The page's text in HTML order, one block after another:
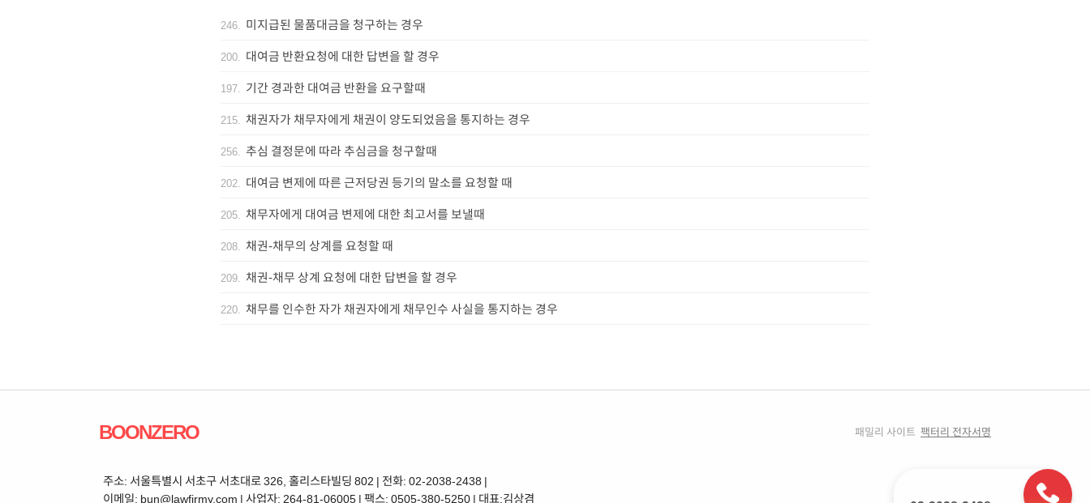
246. 미지급된 물품대금을 청구하는 경우
200. 대여금 반환요청에 대한 답변을 할 경우
197. 기간 경과한 대여금 반환을 요구할때
215. 채권자가 채무자에게 채권이 양도되었음을 통지하는 경우
256. 추심 결정문에 따라 추심금을 청구할때
202. 대여금 변제에 따른 근저당권 등기의 말소를 요청할 때
205. 채무자에게 대여금 변제에 대한 최고서를 보낼때
208. 채권-채무의 상계를 요청할 때
209. 채권-채무 상계 요청에 대한 답변을 할 경우
220. 채무를 인수한 자가 채권자에게 채무인수 사실을 통지하는 경우
BOONZERO 패밀리 사이트 팩터리 전자서명
주소: 서울특별시 서초구 서초대로 326, 홀리스타빌딩 802 | 전화: 02-2038-2438 |
이메일: bun@lawfirmy.com | 사업자: 264-81-06005 | 팩스: 0505-380-5250 | 대표:김상겸